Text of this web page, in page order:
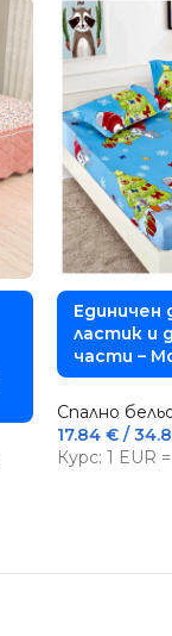
Единичен
ластик и
части –
Спално
17.84 € /
Курс: 1 EUR